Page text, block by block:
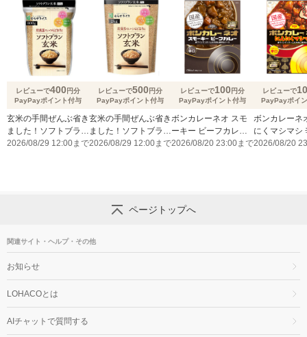
レビューで400円分
PayPayポイント付与
玄米の手間ぜんぶ省き
ました！ソフトブラン
玄米800gのレビュー
2026/08/29 12:00まで
レビューで500円分
PayPayポイント付与
玄米の手間ぜんぶ省き
ました！ソフトブラン
玄米2㎏のレビューキ
2026/08/29 12:00まで
レビューで100円分
PayPayポイント付与
ボンカレーネオ スモ
ーキー ビーフカレー
薫りとコク 辛口
2026/08/20 23:00まで
レビューで
PayPayポイ
ボンカレーネ
にくマシマシ
2026/08/20
ページトップへ
関連サイト・ヘルプ・その他
お知らせ
LOHACOとは
AIチャットで質問する